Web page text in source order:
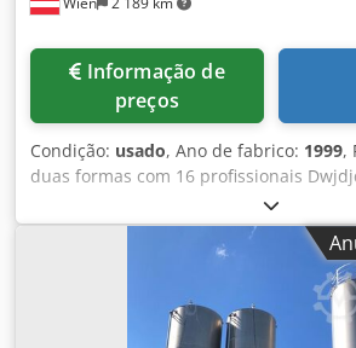
preços
Condição: usado, Ano de fabrico: 1999,
duas formas com 16 profissionais